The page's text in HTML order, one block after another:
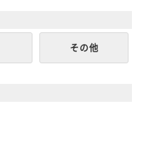
その他